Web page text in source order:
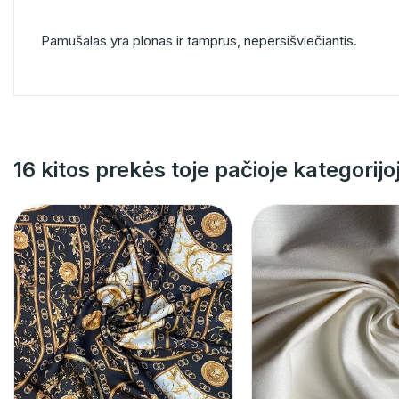
Pamušalas yra plonas ir tamprus, nepersišviečiantis.
16 kitos prekės toje pačioje